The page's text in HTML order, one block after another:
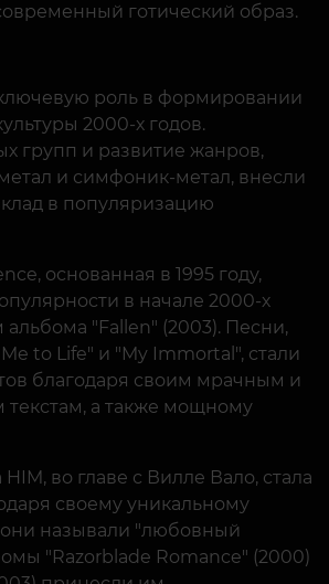
готический образ.
роль в формировании
2000-х годов.
групп и развитие жанров,
метал и симфоник-метал, внесли
в популяризацию
основанная в 1995 году,
в начале 2000-х
альбома "Fallen" (2003). Песни,
to Life" и "My Immortal", стали
благодаря своим мрачным и
а также мощному
во главе с Вилле Вало, стала
своему уникальному
называли "любовный
"Razorblade Romance" (2000)